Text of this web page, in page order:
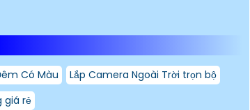
Có Màu
Lắp Camera Ngoài Trời trọn bộ
giá rẻ